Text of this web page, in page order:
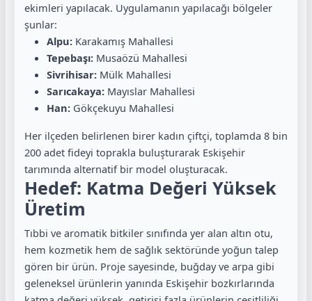
ekimleri yapılacak. Uygulamanın yapılacağı bölgeler
şunlar:
Alpu: Karakamış Mahallesi
Tepebaşı: Musaözü Mahallesi
Sivrihisar: Mülk Mahallesi
Sarıcakaya: Mayıslar Mahallesi
Han: Gökçekuyu Mahallesi
Her ilçeden belirlenen birer kadın çiftçi, toplamda 8 bin
200 adet fideyi toprakla buluşturarak Eskişehir
tarımında alternatif bir model oluşturacak.
Hedef: Katma Değeri Yüksek
Üretim
Tıbbi ve aromatik bitkiler sınıfında yer alan altın otu,
hem kozmetik hem de sağlık sektöründe yoğun talep
gören bir ürün. Proje sayesinde, buğday ve arpa gibi
geleneksel ürünlerin yanında Eskişehir bozkırlarında